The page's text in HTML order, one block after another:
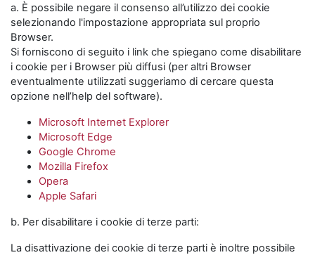
a. È possibile negare il consenso all’utilizzo dei cookie
selezionando l'impostazione appropriata sul proprio
Browser.
Si forniscono di seguito i link che spiegano come disabilitare
i cookie per i Browser più diffusi (per altri Browser
eventualmente utilizzati suggeriamo di cercare questa
opzione nell’help del software).
Microsoft Internet Explorer
Microsoft Edge
Google Chrome
Mozilla Firefox
Opera
Apple Safari
b. Per disabilitare i cookie di terze parti:
La disattivazione dei cookie di terze parti è inoltre possibile